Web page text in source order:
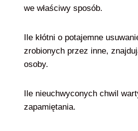
we właściwy sposób.
Ile kłótni o potajemne
zrobionych przez inne,
osoby.
Ile nieuchwyconych chwil
zapamiętania.